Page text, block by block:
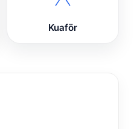
Kuaför